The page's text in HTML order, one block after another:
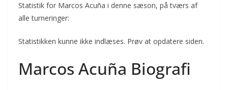
Statistik for Marcos Acuña i denne sæson, på tværs af
alle turneringer:
Statistikken kunne ikke indlæses. Prøv at opdatere siden.
Marcos Acuña Biografi